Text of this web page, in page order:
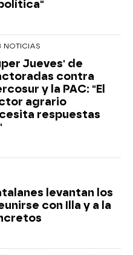
NOTICIAS
Jueves' de
contra
y la PAC: "El
agrario
respuestas
levantan los
con Illa y a la